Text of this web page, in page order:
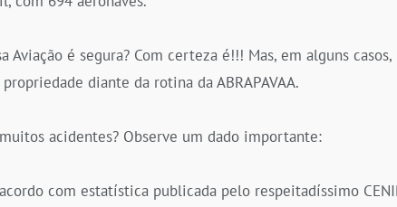
Aviação é segura? Com certeza é!!! Mas, em alguns
diante da rotina da ABRAPAVAA.
acidentes? Observe um dado importante:
com estatística publicada pelo respeitadíssimo